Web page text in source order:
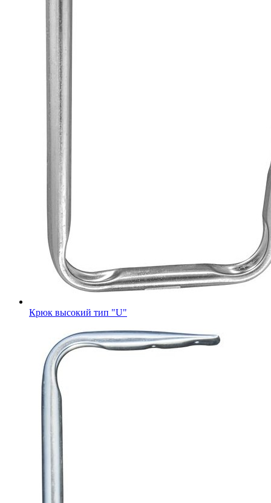
Крюк высокий тип "U"